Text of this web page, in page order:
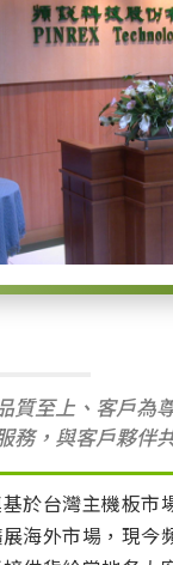
質至上、客戶為
務，與客戶夥伴
於台灣主機板市
海外市場，現今